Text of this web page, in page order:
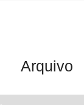
Arquivo